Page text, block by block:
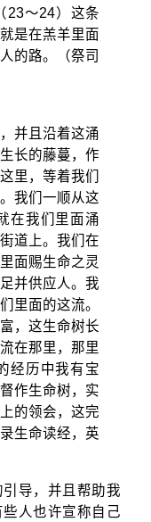
23～24）这条
是在羔羊里面
的路。（祭司
并且沿着这涌
长的藤蔓，作
里，等着我们
我们一顺从这
在我们里面涌
道上。我们在
面赐生命之灵
并供应人。我
里面的这流。
，这生命树长
在那里，那里
经历中我有宝
作生命树，实
的领会，这完
生命读经，英
导，并且帮助我
人也许宣称自己